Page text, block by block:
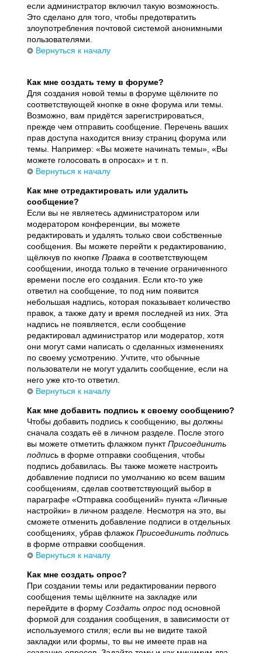
если администратор включил такую возможность.
Это сделано для того, чтобы предотвратить
злоупотребления почтовой системой анонимными
пользователями.
Вернуться к началу
Как мне создать тему в форуме?
Для создания новой темы в форуме щёлкните по
соответствующей кнопке в окне форума или темы.
Возможно, вам придётся зарегистрироваться,
прежде чем отправить сообщение. Перечень ваших
прав доступа находится внизу страниц форума или
темы. Например: «Вы можете начинать темы», «Вы
можете голосовать в опросах» и т. п.
Вернуться к началу
Как мне отредактировать или удалить
сообщение?
Если вы не являетесь администратором или
модератором конференции, вы можете
редактировать и удалять только свои собственные
сообщения. Вы можете перейти к редактированию,
щёлкнув по кнопкеПравка в соответствующем
сообщении, иногда только в течение ограниченного
времени после его создания. Если кто-то уже
ответил на сообщение, то под ним появится
небольшая надпись, которая показывает количество
правок, а также дату и время последней из них. Эта
надпись не появляется, если сообщение
редактировал администратор или модератор, хотя
они могут сами написать о сделанных изменениях
по своему усмотрению. Учтите, что обычные
пользователи не могут удалить сообщение, если на
него уже кто-то ответил.
Вернуться к началу
Как мне добавить подпись к своему сообщению?
Чтобы добавить подпись к сообщению, вы должны
сначала создать её в личном разделе. После этого
вы можете отметить флажком пунктПрисоединить
подпись в форме отправки сообщения, чтобы
подпись добавилась. Вы также можете настроить
добавление подписи по умолчанию ко всем вашим
сообщениям, сделав соответствующий выбор в
параграфе «Отправка сообщений» пункта «Личные
настройки» в личном разделе. Несмотря на это, вы
сможете отменить добавление подписи в отдельных
сообщениях, убрав флажокПрисоединить подпись
в форме отправки сообщения.
Вернуться к началу
Как мне создать опрос?
При создании темы или редактировании первого
сообщения темы щёлкните на закладке или
перейдите в формуСоздать опрос под основной
формой для создания сообщения, в зависимости от
используемого стиля; если вы не видите такой
закладки или формы, то вы не имеете прав на